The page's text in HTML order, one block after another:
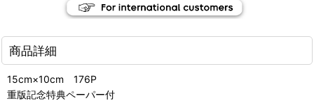
商品詳細
15cm×10cm 176P
重版記念特典ペーパー付